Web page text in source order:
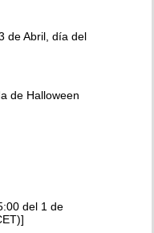
de Abril, día del
de Halloween
del 1 de